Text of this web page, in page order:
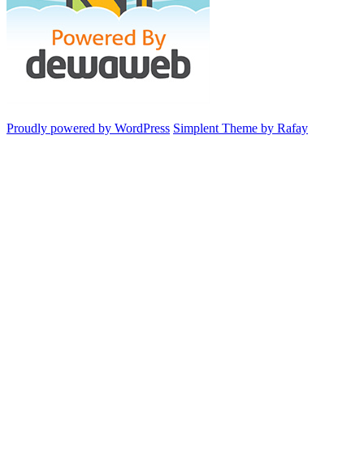
Proudly powered by WordPress Simplent Theme by Rafay